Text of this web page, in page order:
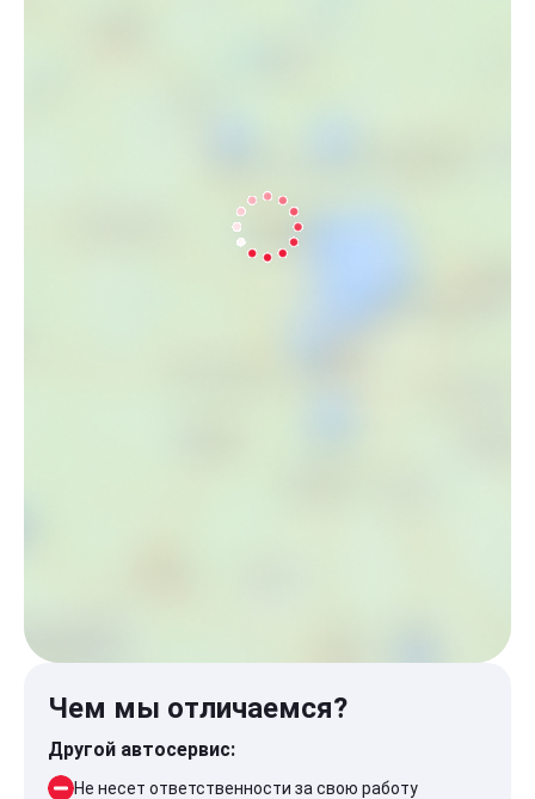
Чем мы отличаемся?
Другой автосервис:
Не несет ответственности за свою работу